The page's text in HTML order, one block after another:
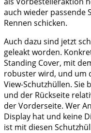
auch wieder passende
Rennen schicken.
Auch dazu sind jetzt
geleakt worden.
Standing Cover, mit
robuster wird, und um
View-Schutzhüllen. Sie
und der Rückseite
der Vorderseite. Wer
Display hat und keine
ist mit diesen